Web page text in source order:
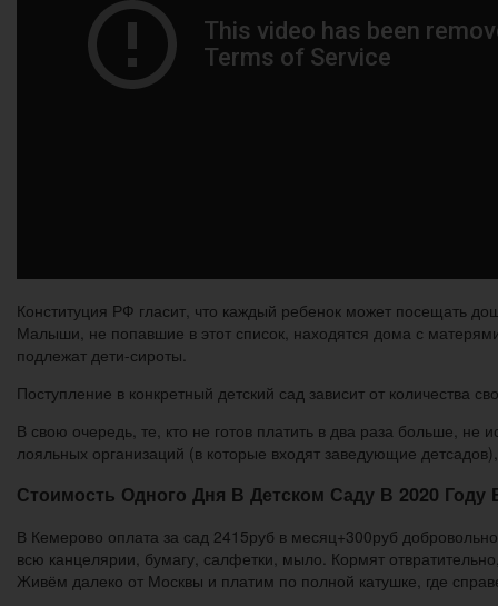
Конституция РФ гласит, что каждый ребенок может посещать
Малыши, не попавшие в этот список, находятся дома с
подлежат дети-сироты.
Поступление в конкретный детский сад зависит от количества
В свою очередь, те, кто не готов платить в два раза больше, не
лояльных организаций (в которые входят заведующие
Стоимость Одного Дня В Детском Саду В 2020 Году
В Кемерово оплата за сад 2415руб в месяц+300руб
всю канцелярии, бумагу, салфетки, мыло. Кормят
Живём далеко от Москвы и платим по полной катушке, где